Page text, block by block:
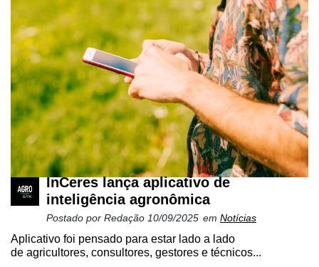
Cadeira
Artigos
Agenda
Agricultura
de
Precisão
Automação
Robótica
Dados
InCeres lança aplicativo de
inteligência agronômica
Postado por Redação 10/09/2025 em Notícias
Aplicativo foi pensado para estar lado a lado
de agricultores, consultores, gestores e técnicos...